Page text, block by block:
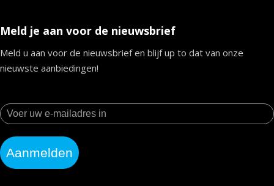
Meld je aan voor de nieuwsbrief
Meld u aan voor de nieuwsbrief en blijf up to dat van onze
nieuwste aanbiedingen!
Aanmelden